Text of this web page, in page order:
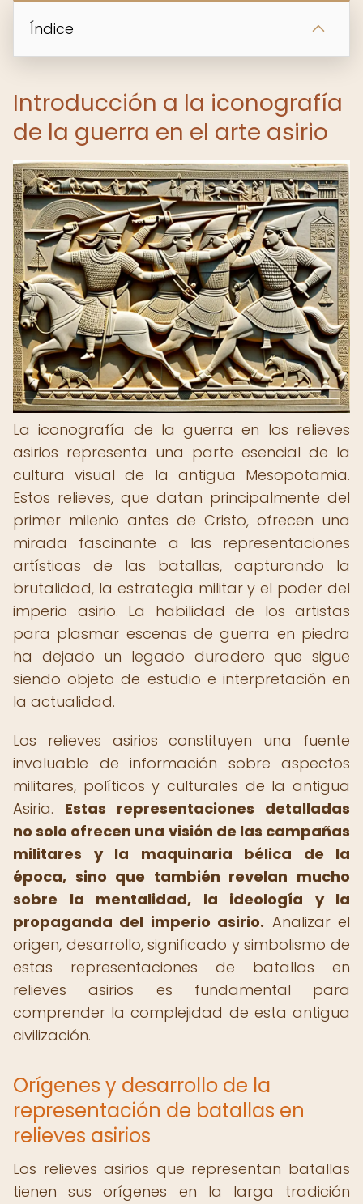
Índice
Introducción a la iconografía
de la guerra en el arte asirio
La iconografía de la guerra en los relieves
asirios representa una parte esencial de la
cultura visual de la antigua Mesopotamia.
Estos relieves, que datan principalmente del
primer milenio antes de Cristo, ofrecen una
mirada fascinante a las representaciones
artísticas de las batallas, capturando la
brutalidad, la estrategia militar y el poder del
imperio asirio. La habilidad de los artistas
para plasmar escenas de guerra en piedra
ha dejado un legado duradero que sigue
siendo objeto de estudio e interpretación en
la actualidad.
Los relieves asirios constituyen una fuente
invaluable de información sobre aspectos
militares, políticos y culturales de la antigua
Asiria. Estas representaciones detalladas
no solo ofrecen una visión de las campañas
militares y la maquinaria bélica de la
época, sino que también revelan mucho
sobre la mentalidad, la ideología y la
propaganda del imperio asirio. Analizar el
origen, desarrollo, significado y simbolismo de
estas representaciones de batallas en
relieves asirios es fundamental para
comprender la complejidad de esta antigua
civilización.
Orígenes y desarrollo de la
representación de batallas en
relieves asirios
Los relieves asirios que representan batallas
tienen sus orígenes en la larga tradición